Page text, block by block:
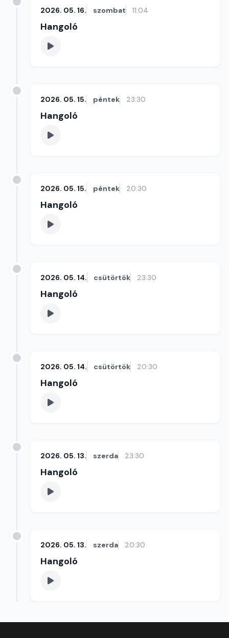
2026. 05. 16. szombat 11:04
Hangoló
2026. 05. 15. péntek 23:30
Hangoló
2026. 05. 15. péntek 20:30
Hangoló
2026. 05. 14. csütörtök 23:30
Hangoló
2026. 05. 14. csütörtök 20:30
Hangoló
2026. 05. 13. szerda 23:30
Hangoló
2026. 05. 13. szerda 20:30
Hangoló